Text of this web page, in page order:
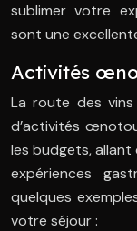
sublimer votre
sont une
Activités
La route des
d’activités
les budgets,
expériences
quelques
votre séjour :